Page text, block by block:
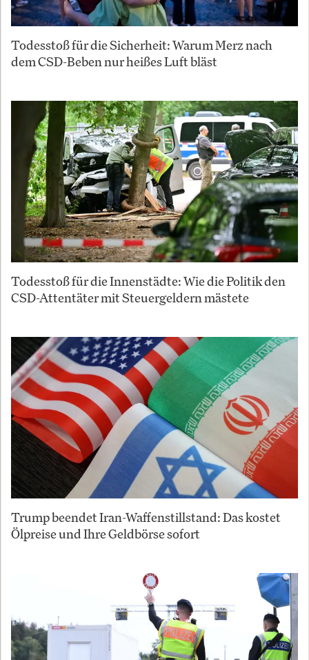
Todesstoß für die Sicherheit: Warum Merz nach
dem CSD-Beben nur heißes Luft bläst
Todesstoß für die Innenstädte: Wie die Politik den
CSD-Attentäter mit Steuergeldern mästete
Trump beendet Iran-Waffenstillstand: Das kostet
Ölpreise und Ihre Geldbörse sofort